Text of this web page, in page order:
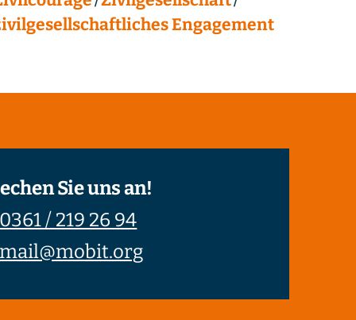
Engagement
Sie uns an!
0361 / 219 26 94
mail@mobit.org